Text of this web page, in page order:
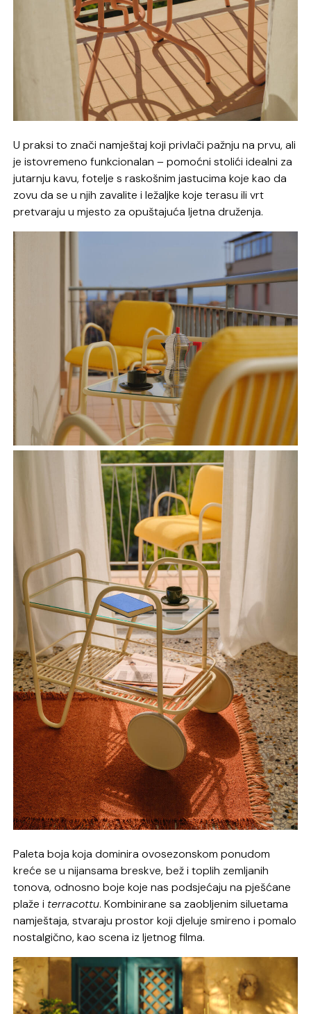
U praksi to znači namještaj koji privlači pažnju na prvu, ali
je istovremeno funkcionalan – pomoćni stolići idealni za
jutarnju kavu, fotelje s raskošnim jastucima koje kao da
zovu da se u njih zavalite i ležaljke koje terasu ili vrt
pretvaraju u mjesto za opuštajuća ljetna druženja.
Paleta boja koja dominira ovosezonskom ponudom
kreće se u nijansama breskve, bež i toplih zemljanih
tonova, odnosno boje koje nas podsjećaju na pješćane
plaže i terracottu. Kombinirane sa zaobljenim siluetama
namještaja, stvaraju prostor koji djeluje smireno i pomalo
nostalgično, kao scena iz ljetnog filma.